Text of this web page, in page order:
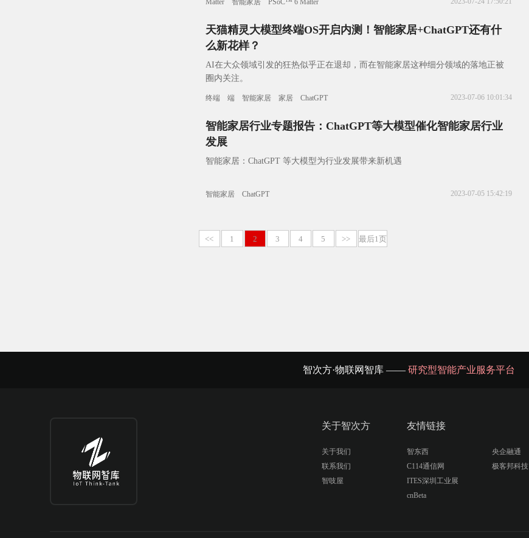
Matter 智能家居 PSoC™ 6 Matter
天猫精灵大模型终端OS开启内测！智能家居+ChatGPT还有什
么新花样？
AI在大众领域引发的狂热似乎正在退却，而在智能家居这种细分领域的落地正被
圈内关注。
终端 端 智能家居 家居 ChatGPT 2023-07-06 10:01:34
智能家居行业专题报告：ChatGPT等大模型催化智能家居行业
发展
智能家居：ChatGPT 等大模型为行业发展带来新机遇
智能家居 ChatGPT 2023-07-05 15:42:19
<< 1 2 3 4 5 >> 最后1页
智次方·物联网智库 —— 研究型智能产业服务平台
关于智次方
关于我们
联系我们
智吱屋
友情链接
智东西
C114通信网
ITES深圳工业展
cnBeta
央企融通
极客邦科技